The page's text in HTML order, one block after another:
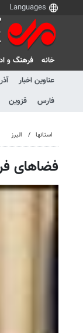
خانه فرهنگ و
عناوین اخبار
فارس
قزوین
استانها البرز
فضاهای